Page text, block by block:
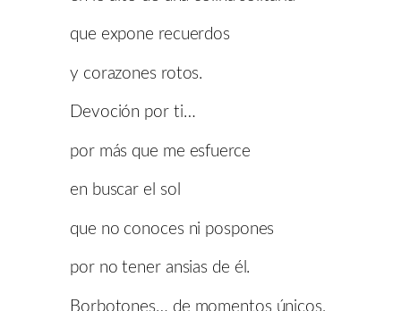
que expone recuerdos
y corazones rotos.
Devoción por ti…
por más que me esfuerce
en buscar el sol
que no conoces ni pospones
por no tener ansias de él.
Borbotones… de momentos únicos,